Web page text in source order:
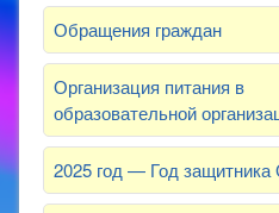
Обращения граждан
Организация питания в
образовательной
2025 год — Год защитника